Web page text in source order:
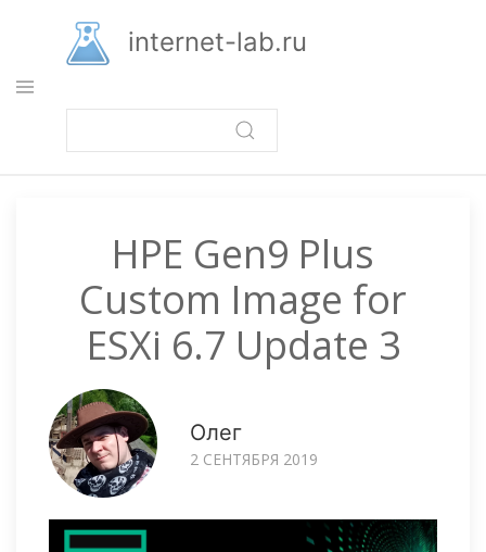
основному
содержанию
internet-lab.ru
HPE Gen9 Plus
Custom Image for
ESXi 6.7 Update 3
Олег
2 СЕНТЯБРЯ 2019